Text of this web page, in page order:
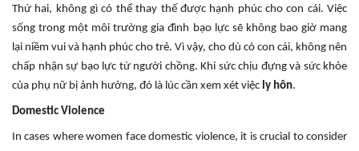
Thứ hai, không gì có thể thay thế được hạnh phúc cho con cái. Việc
sống trong một môi trường gia đình bạo lực sẽ không bao giờ mang
lại niềm vui và hạnh phúc cho trẻ. Vì vậy, cho dù có con cái, không nên
chấp nhận sự bạo lực từ người chồng. Khi sức chịu đựng và sức khỏe
của phụ nữ bị ảnh hưởng, đó là lúc cần xem xét việc ly hôn.
Domestic Violence
In cases where women face domestic violence, it is crucial to consider